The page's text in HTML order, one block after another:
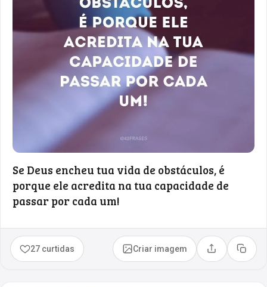
Se Deus encheu tua vida de obstáculos, é
porque ele acredita na tua capacidade de
passar por cada um!
27 curtidas Criar imagem Compartilhar
Copiar